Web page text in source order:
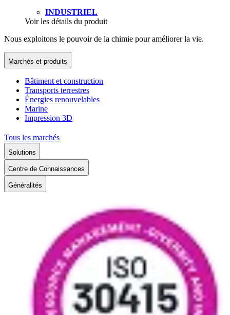
INDUSTRIEL
Voir les détails du produit
Nous exploitons le pouvoir de la chimie pour améliorer la vie.
Marchés et produits
Bâtiment et construction
Transports terrestres
Énergies renouvelables
Marine
Impression 3D
Tous les marchés
Solutions
Centre de Connaissances
Généralités